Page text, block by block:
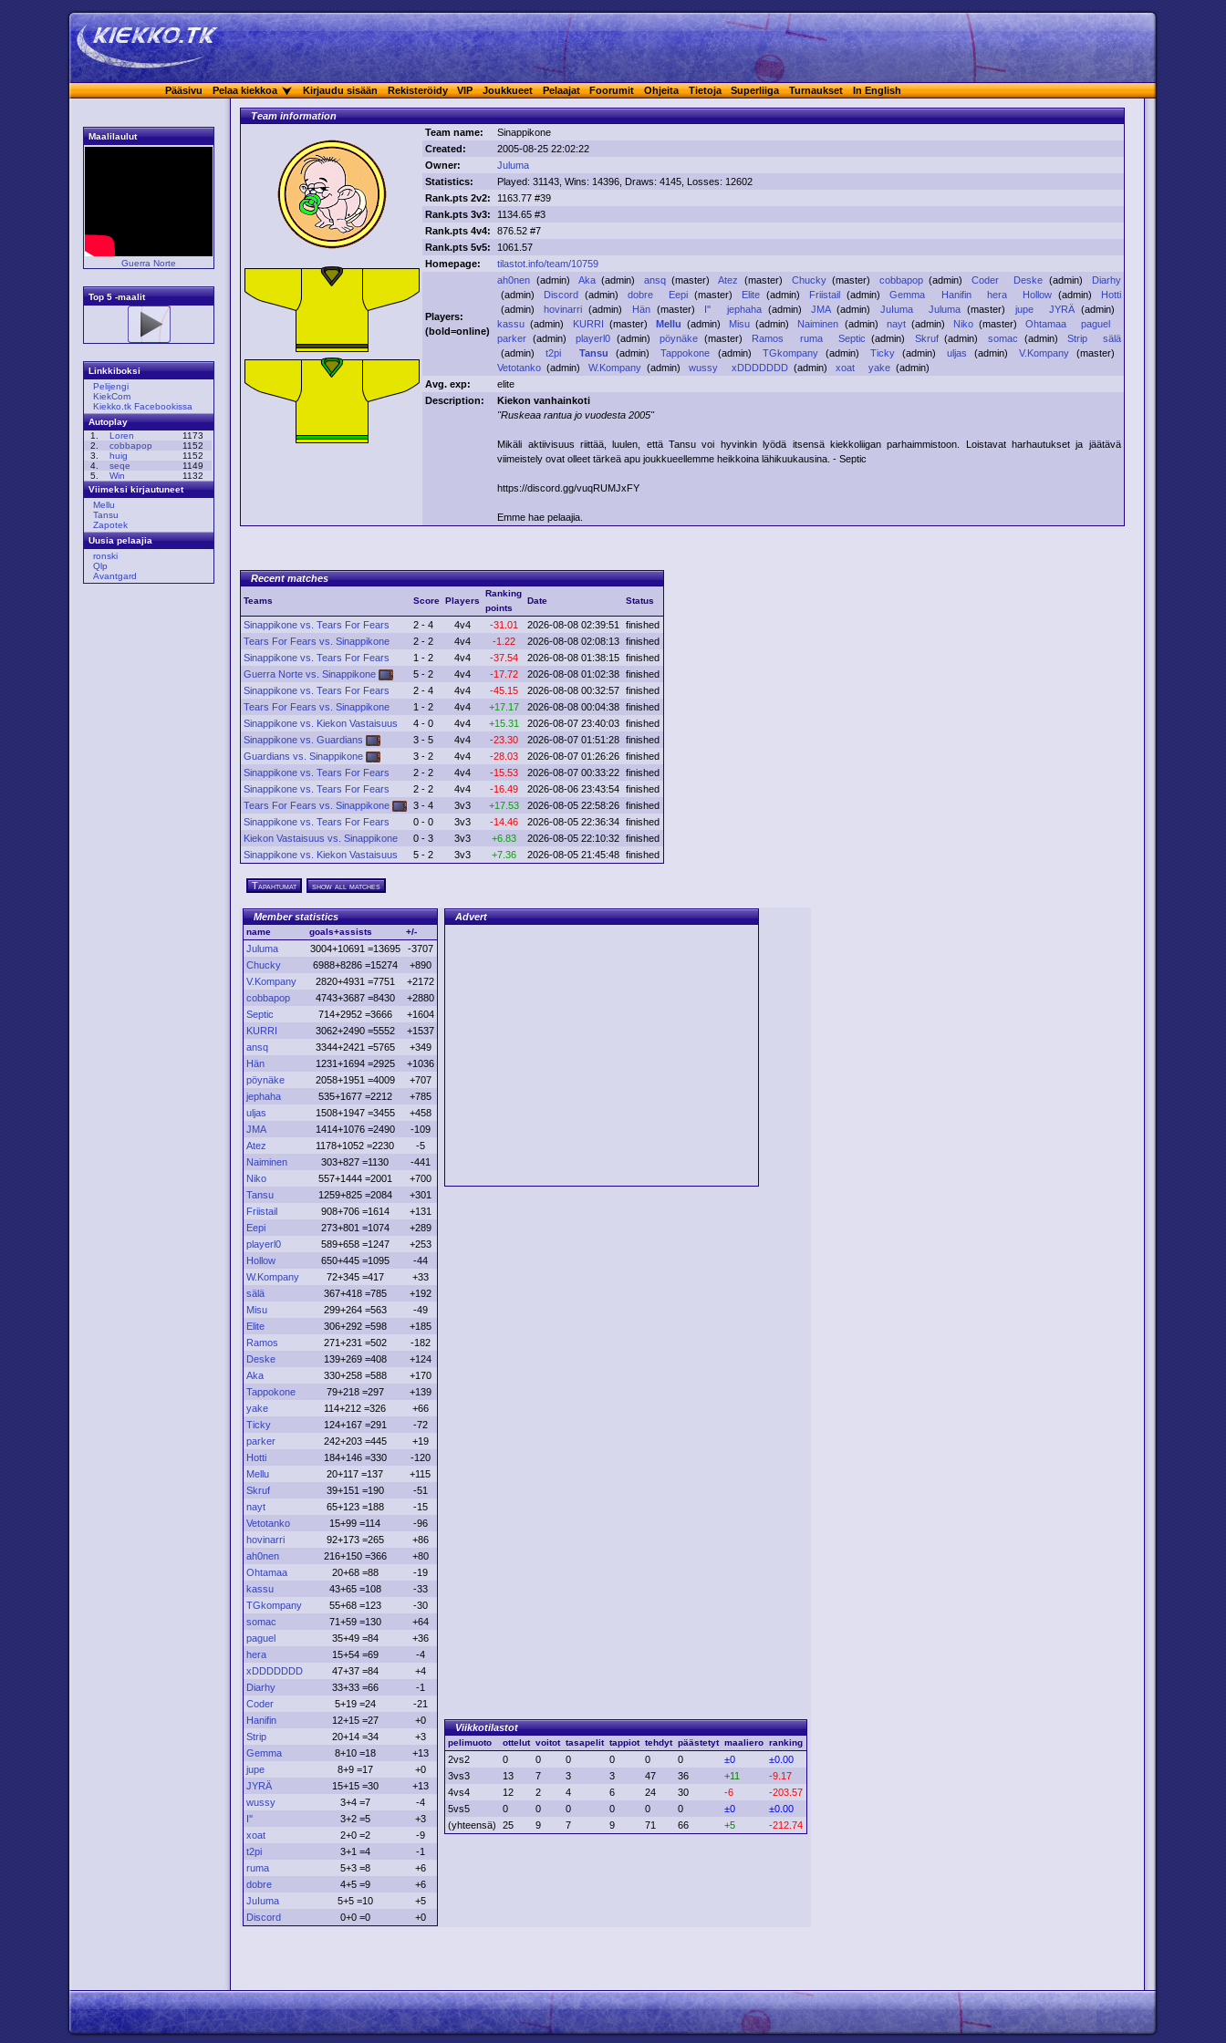
Pääsivu Pelaa kiekkoa Kirjaudu sisään Rekisteröidy VIP Joukkueet Pelaajat Foorumit Ohjeita Tietoja Superliiga Turnaukset In English
Maalilaulut
Guerra Norte
Top 5 -maalit
Linkkiboksi
Pelijengi
KiekCom
Kiekko.tk Facebookissa
Autoplay
1.
Loren
1173
2.
cobbapop
1152
3.
huig
1152
4.
seqe
1149
5.
Win
1132
Viimeksi kirjautuneet
Mellu
Tansu
Zapotek
Uusia pelaajia
ronski
Qlp
Avantgard
Team information
Team name:
Sinappikone
Created:
2005-08-25 22:02:22
Owner:
Juluma
Statistics:
Played: 31143, Wins: 14396, Draws: 4145, Losses: 12602
Rank.pts 2v2:
1163.77 #39
Rank.pts 3v3:
1134.65 #3
Rank.pts 4v4:
876.52 #7
Rank.pts 5v5:
1061.57
Homepage:
tilastot.info/team/10759
Players:
(bold=online)
ah0nen (admin) Aka (admin) ansq (master)Atez (master) Chucky (master) cobbapop (admin)Coder Deske (admin) Diarhy
(admin) Discord (admin) dobre Eepi (master) Elite (admin) Friistail (admin)Gemma Hanifin hera Hollow (admin) Hotti
(admin)hovinarri (admin) Hän (master) I'' jephaha (admin)JMA (admin) JuIuma Juluma (master) jupe JYRÄ (admin)
kassu (admin) KURRI (master) Mellu (admin) Misu (admin) Naiminen (admin) nayt (admin) Niko (master)Ohtamaa
paguel
parker (admin)playerl0 (admin)pöynäke (master) Ramos ruma Septic (admin) Skruf (admin) somac (admin) Strip
sälä
(admin)t2pi Tansu (admin)Tappokone (admin) TGkompany (admin) Ticky (admin) uljas (admin) V.Kompany
(master)
Vetotanko (admin)W.Kompany (admin)wussy xDDDDDDD (admin)xoat yake (admin)
Avg. exp:
elite
Description:
Kiekon vanhainkoti
"Ruskeaa rantua jo vuodesta 2005"
Mikäli aktiivisuus riittää, luulen, että Tansu voi hyvinkin lyödä itsensä kiekkoliigan parhaimmistoon. Loistavat harhautukset ja jäätävä
viimeistely ovat olleet tärkeä apu joukkueellemme heikkoina lähikuukausina. - Septic
https://discord.gg/vuqRUMJxFY
Emme hae pelaajia.
Recent matches
Teams Score Players
Ranking
points
Date Status
Sinappikone vs. Tears For Fears 2 - 4 4v4 -31.01 2026-08-08 02:39:51
finished
Tears For Fears vs. Sinappikone
2 - 2 4v4 -1.22 2026-08-08 02:08:13 finished
Sinappikone vs. Tears For Fears
1 - 2 4v4 -37.54 2026-08-08 01:38:15 finished
Guerra Norte vs. Sinappikone
5 - 2 4v4 -17.72 2026-08-08 01:02:38 finished
Sinappikone vs. Tears For Fears
2 - 4 4v4 -45.15 2026-08-08 00:32:57 finished
Tears For Fears vs. Sinappikone
1 - 2 4v4 +17.17 2026-08-08 00:04:38 finished
Sinappikone vs. Kiekon Vastaisuus
4 - 0 4v4 +15.31 2026-08-07 23:40:03 finished
Sinappikone vs. Guardians
3 - 5 4v4 -23.30 2026-08-07 01:51:28 finished
Guardians vs. Sinappikone
3 - 2 4v4 -28.03 2026-08-07 01:26:26 finished
Sinappikone vs. Tears For Fears
2 - 2 4v4 -15.53 2026-08-07 00:33:22 finished
Sinappikone vs. Tears For Fears
2 - 2 4v4 -16.49 2026-08-06 23:43:54 finished
Tears For Fears vs. Sinappikone
3 - 4 3v3 +17.53 2026-08-05 22:58:26 finished
Sinappikone vs. Tears For Fears
0 - 0 3v3 -14.46 2026-08-05 22:36:34 finished
Kiekon Vastaisuus vs. Sinappikone
0 - 3 3v3 +6.83 2026-08-05 22:10:32 finished
Sinappikone vs. Kiekon Vastaisuus
5 - 2 3v3 +7.36 2026-08-05 21:45:48 finished
Tapahtumat show all matches
Member statistics
name goals+assists +/-
Juluma 3004+10691 =13695
-3707
Chucky
6988+8286 =15274
+890
V.Kompany
2820+4931 =7751
+2172
cobbapop
4743+3687 =8430
+2880
Septic
714+2952 =3666
+1604
KURRI
3062+2490 =5552
+1537
ansq
3344+2421 =5765
+349
Hän
1231+1694 =2925
+1036
pöynäke
2058+1951 =4009
+707
jephaha
535+1677 =2212
+785
uljas
1508+1947 =3455
+458
JMA
1414+1076 =2490
-109
Atez
1178+1052 =2230
-5
Naiminen
303+827 =1130
-441
Niko
557+1444 =2001
+700
Tansu
1259+825 =2084
+301
Friistail
908+706 =1614
+131
Eepi
273+801 =1074
+289
playerl0
589+658 =1247
+253
Hollow
650+445 =1095
-44
W.Kompany
72+345 =417
+33
sälä
367+418 =785
+192
Misu
299+264 =563
-49
Elite
306+292 =598
+185
Ramos
271+231 =502
-182
Deske
139+269 =408
+124
Aka
330+258 =588
+170
Tappokone
79+218 =297
+139
yake
114+212 =326
+66
Ticky
124+167 =291
-72
parker
242+203 =445
+19
Hotti
184+146 =330
-120
Mellu
20+117 =137
+115
Skruf
39+151 =190
-51
nayt
65+123 =188
-15
Vetotanko
15+99 =114
-96
hovinarri
92+173 =265
+86
ah0nen
216+150 =366
+80
Ohtamaa
20+68 =88
-19
kassu
43+65 =108
-33
TGkompany
55+68 =123
-30
somac
71+59 =130
+64
paguel
35+49 =84
+36
hera
15+54 =69
-4
xDDDDDDD
47+37 =84
+4
Diarhy
33+33 =66
-1
Coder
5+19 =24
-21
Hanifin
12+15 =27
+0
Strip
20+14 =34
+3
Gemma
8+10 =18
+13
jupe
8+9 =17
+0
JYRÄ
15+15 =30
+13
wussy
3+4 =7
-4
I''
3+2 =5
+3
xoat
2+0 =2
-9
t2pi
3+1 =4
-1
ruma
5+3 =8
+6
dobre
4+5 =9
+6
JuIuma
5+5 =10
+5
Discord
0+0 =0 +0
Advert
Viikkotilastot
pelimuoto ottelut voitot tasapelit tappiot tehdyt päästetyt maaliero ranking
2vs2 0 0 0 0 0 0 ±0
±0.00
3vs3
13 7 3 3 47 36 +11
-9.17
4vs4
12 2 4 6 24 30 -6
-203.57
5vs5
0 0 0 0 0 0 ±0
±0.00
(yhteensä)
25 9 7 9 71 66 +5 -212.74